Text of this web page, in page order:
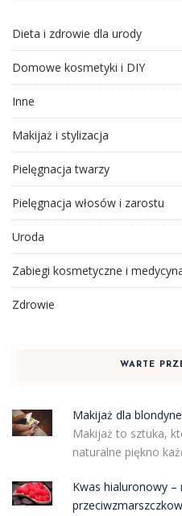
Dieta i zdrowie dla urody
Domowe kosmetyki i DIY
Inne
Makijaż i stylizacja
Pielęgnacja twarzy
Pielęgnacja włosów i zarostu
Uroda
Zabiegi kosmetyczne i
Zdrowie
WARTE
Makijaż dla
Makijaż to sztuka,
naturalne piękno
Kwas hialuronowy